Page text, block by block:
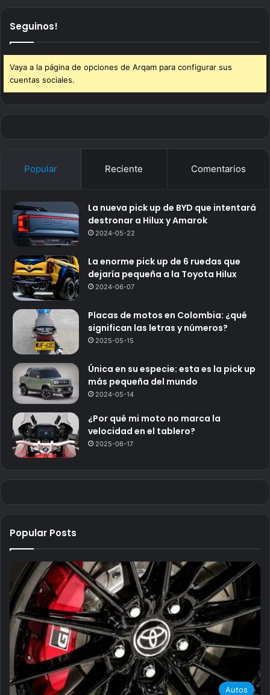
Seguinos!
Vaya a la página de opciones de Arqam para configurar sus
cuentas sociales.
Popular Reciente Comentarios
La nueva pick up de BYD que intentará
destronar a Hilux y Amarok
2024-05-22
La enorme pick up de 6 ruedas que
dejaría pequeña a la Toyota Hilux
2024-06-07
Placas de motos en Colombia: ¿qué
significan las letras y números?
2025-05-15
Única en su especie: esta es la pick up
más pequeña del mundo
2024-05-14
¿Por qué mi moto no marca la
velocidad en el tablero?
2025-06-17
Popular Posts
Autos